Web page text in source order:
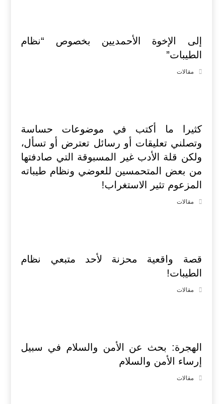
إلى الإخوة الأحمديين بخصوص “نظام
الطيبات”
مقالات
كثيرا ما أكتب في موضوعات حساسة
وتصلني تعليقات أو رسائل تعترض أو تسأل،
ولكن قلة الأدب غير المسبوقة التي صادفتها
من بعض المتحمسين للعوضي ونظام طيباته
المزعوم تثير الاستغراب!
مقالات
قصة واقعية محزنة لأحد متبعي نظام
الطيبات!
مقالات
الهجرة: بحث عن الأمن والسلام في سبيل
إرساء الأمن والسلام
مقالات